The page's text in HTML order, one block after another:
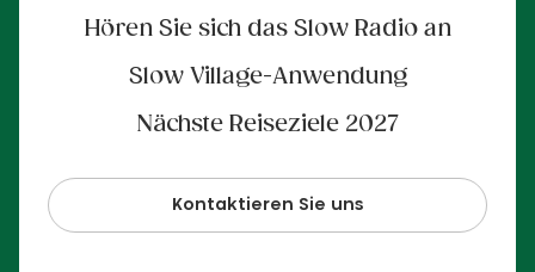
Hören Sie sich das Slow Radio an
Slow Village-Anwendung
Nächste Reiseziele 2027
Kontaktieren Sie uns